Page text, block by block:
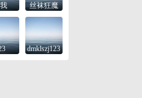
丝袜狂魔
dmklszj123